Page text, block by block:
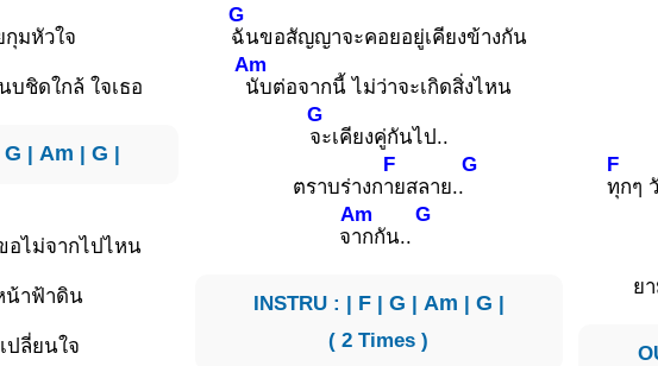
มหัวใจ
บชิดใกล้ ใจเธอ
G |Am |G |
อไม่จากไปไหน
น้าฟ้าดิน
ปลี่ยนใจ
G
ฉันขอสัญญาจะคอยอยู่เคียงข้างกัน
Am
นับต่อจากนี้ ไม่ว่าจะเกิดสิ่งไหน
G
จะเคียงคู่กันไป..
ตราบร่างก
F
ายสลาย..
G
จ
Am
ากกัน..
G
INSTRU : | F| G | Am | G |
( 2 Times )
F
ทุกๆ
ย